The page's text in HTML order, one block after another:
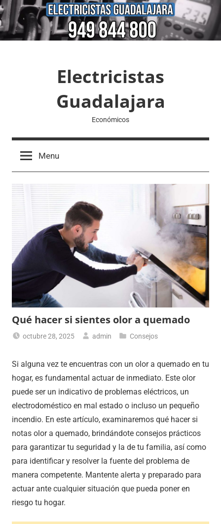
Skip
to
content
Electricistas
Guadalajara
Económicos
Menu
Qué hacer si sientes olor a quemado
octubre 28, 2025 admin Consejos
Si alguna vez te encuentras con un olor a quemado en tu
hogar, es fundamental actuar de inmediato. Este olor
puede ser un indicativo de problemas eléctricos, un
electrodoméstico en mal estado o incluso un pequeño
incendio. En este artículo, examinaremos qué hacer si
notas olor a quemado, brindándote consejos prácticos
para garantizar tu seguridad y la de tu familia, así como
para identificar y resolver la fuente del problema de
manera competente. Mantente alerta y preparado para
actuar ante cualquier situación que pueda poner en
riesgo tu hogar.